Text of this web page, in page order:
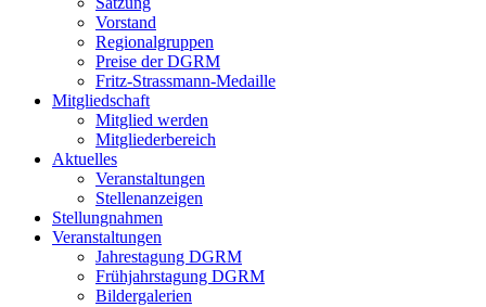
Vorstand
Regionalgruppen
Preise der DGRM
Fritz-Strassmann-Medaille
Mitgliedschaft
Mitglied werden
Mitgliederbereich
Aktuelles
Veranstaltungen
Stellenanzeigen
Stellungnahmen
Veranstaltungen
Jahrestagung DGRM
Frühjahrstagung DGRM
Bildergalerien